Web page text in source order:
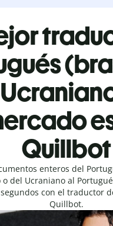
Quillbot
enteros del
o del Ucraniano al
con el traductor
Quillbot.